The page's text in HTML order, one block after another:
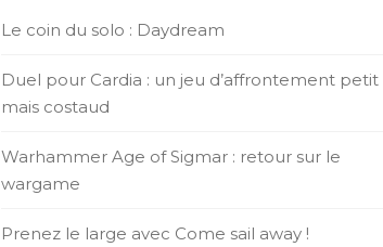
Le coin du solo : Daydream
Duel pour Cardia : un jeu d’affrontement petit
mais costaud
Warhammer Age of Sigmar : retour sur le
wargame
Prenez le large avec Come sail away !